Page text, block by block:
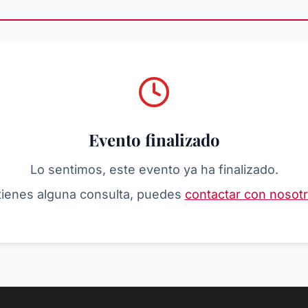
Evento finalizado
Lo sentimos, este evento ya ha finalizado.
alguna consulta, puedes contactar con